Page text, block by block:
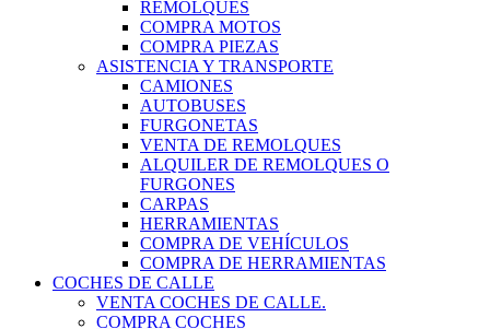
REMOLQUES
COMPRA MOTOS
COMPRA PIEZAS
ASISTENCIA Y TRANSPORTE
CAMIONES
AUTOBUSES
FURGONETAS
VENTA DE REMOLQUES
ALQUILER DE REMOLQUES O
FURGONES
CARPAS
HERRAMIENTAS
COMPRA DE VEHÍCULOS
COMPRA DE HERRAMIENTAS
COCHES DE CALLE
VENTA COCHES DE CALLE.
COMPRA COCHES